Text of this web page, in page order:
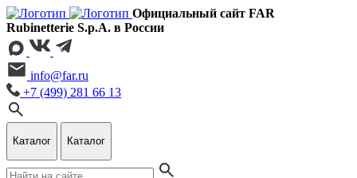
Официальный сайт FAR
Rubinetterie S.p.A. в России
info@far.ru
+7 (499) 281 66 13
Каталог Каталог